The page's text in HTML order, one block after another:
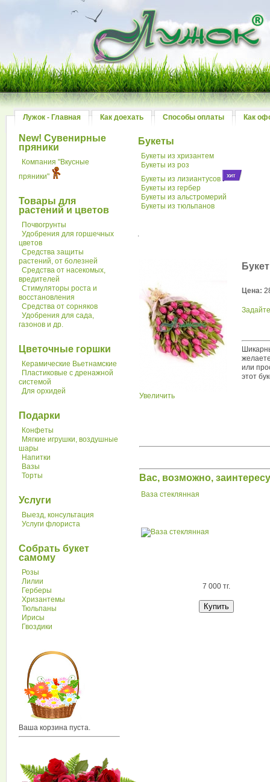
Лужок - Главная Как доехать Способы оплаты Как
New! Сувенирные
пряники
Компания "Вкусные
пряники"
Товары для
растений и цветов
Почвогрунты
Удобрения для горшечных
цветов
Средства защиты
растений, от болезней
Средства от насекомых,
вредителей
Стимуляторы роста и
восстановления
Средства от сорняков
Удобрения для сада,
газонов и др.
Цветочные горшки
Керамические Вьетнамские
Пластиковые с дренажной
системой
Для орхидей
Подарки
Конфеты
Мягкие игрушки, воздушные
шары
Напитки
Вазы
Торты
Услуги
Выезд, консультация
Услуги флориста
Собрать букет
самому
Розы
Лилии
Герберы
Хризантемы
Тюльпаны
Ирисы
Гвоздики
Ваша корзина пуста.
Букеты
Букеты из хризантем
Букеты из роз
Букеты из лизиантусов
Букеты из гербер
Букеты из альстромерий
Букеты из тюльпанов
.
Увеличить
Цена:
или
этот
Вас, возможно,
Ваза стеклянная
7 000 тг.